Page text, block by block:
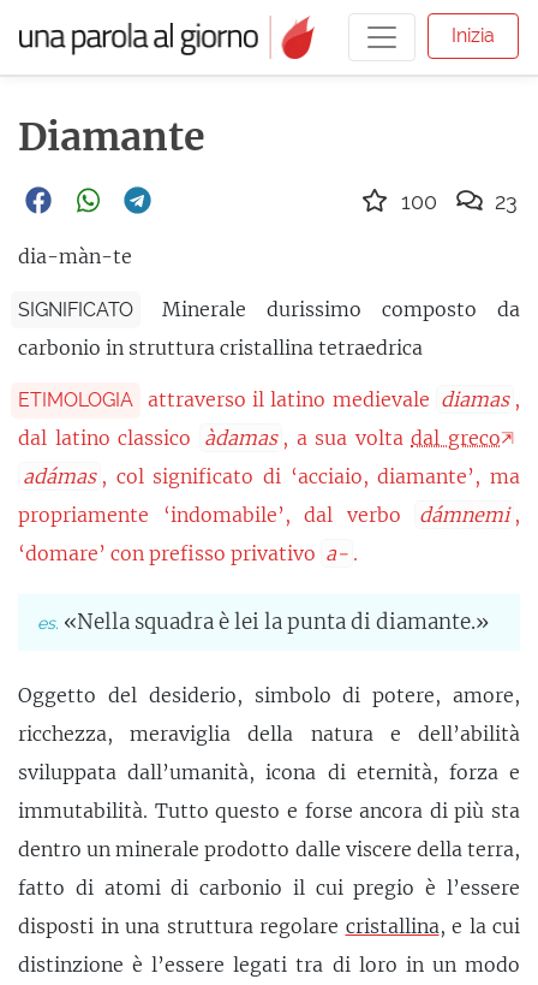
Inizia
Diamante
dia-màn-te
SIGNIFICATO
Minerale durissimo composto da
carbonio in struttura cristallina tetraedrica
ETIMOLOGIA attraverso il latino medievale diamas ,
dal latino classico
àdamas , a sua voltadal greco
adámas , col significato di ‘acciaio, diamante’, ma
propriamente ‘indomabile’, dal verbo
dámnemi ,
‘domare’ con prefisso privativo a- .
«Nella squadra è lei la punta di diamante.»
Oggetto del desiderio, simbolo di potere, amore,
ricchezza, meraviglia della natura e dell’abilità
sviluppata dall’umanità, icona di eternità, forza e
immutabilità. Tutto questo e forse ancora di più sta
dentro un minerale prodotto dalle viscere della terra,
fatto di atomi di carbonio il cui pregio è l’essere
disposti in una struttura regolare cristallina, e la cui
distinzione è l’essere legati tra di loro in un modo
100 23